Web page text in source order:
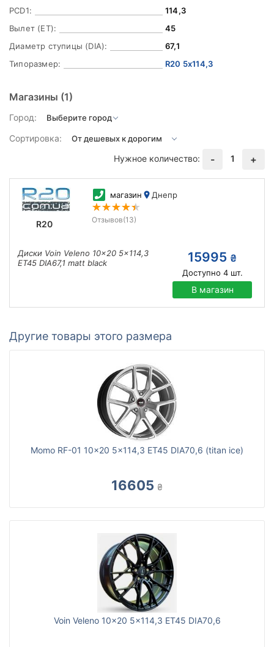
PCD1:
114,3
Вылет (ET):
45
Диаметр ступицы (DIA):
67,1
Типоразмер:
R20 5x114,3
Магазины (1)
Город:
Сортировка:
Нужное количество:
- 1 +
R20
магазин Днепр
Отзывов(13)
Диски Voin Veleno 10x20 5x114,3
ET45 DIA67,1 matt black
15995 ₴
Доступно 4шт.
В магазин
Другие товары этого размера
Momo RF-01 10x20 5x114,3 ET45 DIA70,6 (titan ice)
16605 ₴
Voin Veleno 10x20 5x114,3 ET45 DIA70,6